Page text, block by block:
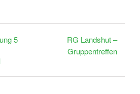
5
RG Landshut –
Gruppentreffen